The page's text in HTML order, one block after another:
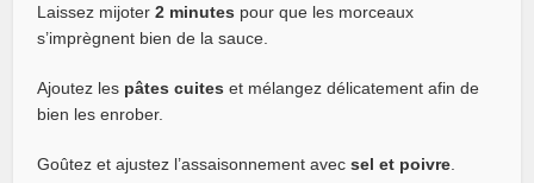
Laissez mijoter2 minutes pour que les morceaux
s’imprègnent bien de la sauce.
Ajoutez les pâtes cuites et mélangez délicatement afin de
bien les enrober.
Goûtez et ajustez l’assaisonnement avecsel et poivre